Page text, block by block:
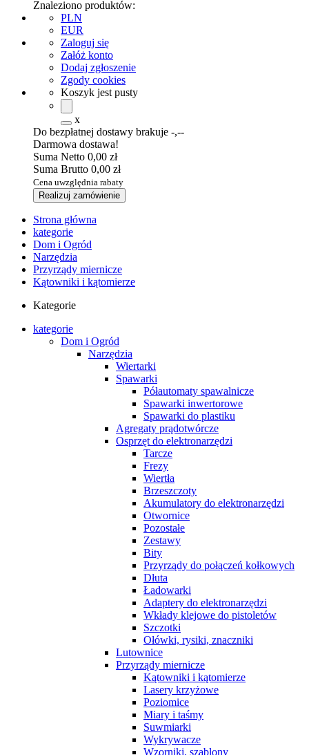
Znaleziono produktów:
PLN
EUR
Zaloguj się
Załóż konto
Dodaj zgłoszenie
Zgody cookies
Koszyk jest pusty
x
Do bezpłatnej dostawy brakuje -,--
Darmowa dostawa!
Suma Netto 0,00 zł
Suma Brutto 0,00 zł
Cena uwzględnia rabaty
Realizuj zamówienie
Strona główna
kategorie
Dom i Ogród
Narzędzia
Przyrządy miernicze
Kątowniki i kątomierze
Kategorie
kategorie
Dom i Ogród
Narzędzia
Wiertarki
Spawarki
Półautomaty spawalnicze
Spawarki inwertorowe
Spawarki do plastiku
Agregaty prądotwórcze
Osprzęt do elektronarzędzi
Tarcze
Frezy
Wiertła
Brzeszczoty
Akumulatory do elektronarzędzi
Otwornice
Pozostałe
Zestawy
Bity
Przyrządy do połączeń kołkowych
Dłuta
Ładowarki
Adaptery do elektronarzędzi
Wkłady klejowe do pistoletów
Szczotki
Ołówki, rysiki, znaczniki
Lutownice
Przyrządy miernicze
Kątowniki i kątomierze
Lasery krzyżowe
Poziomice
Miary i taśmy
Suwmiarki
Wykrywacze
Wzorniki, szablony